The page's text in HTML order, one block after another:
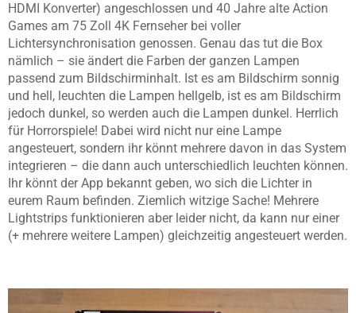
HDMI Konverter) angeschlossen und 40 Jahre alte Action
Games am 75 Zoll 4K Fernseher bei voller
Lichtersynchronisation genossen. Genau das tut die Box
nämlich – sie ändert die Farben der ganzen Lampen
passend zum Bildschirminhalt. Ist es am Bildschirm sonnig
und hell, leuchten die Lampen hellgelb, ist es am Bildschirm
jedoch dunkel, so werden auch die Lampen dunkel. Herrlich
für Horrorspiele! Dabei wird nicht nur eine Lampe
angesteuert, sondern ihr könnt mehrere davon in das System
integrieren – die dann auch unterschiedlich leuchten können.
Ihr könnt der App bekannt geben, wo sich die Lichter in
eurem Raum befinden. Ziemlich witzige Sache! Mehrere
Lightstrips funktionieren aber leider nicht, da kann nur einer
(+ mehrere weitere Lampen) gleichzeitig angesteuert werden.